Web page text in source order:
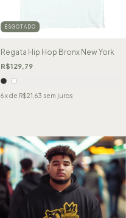
ESGOTADO
Regata Hip Hop Bronx New York
R$129,79
6 x de R$21,63 sem juros